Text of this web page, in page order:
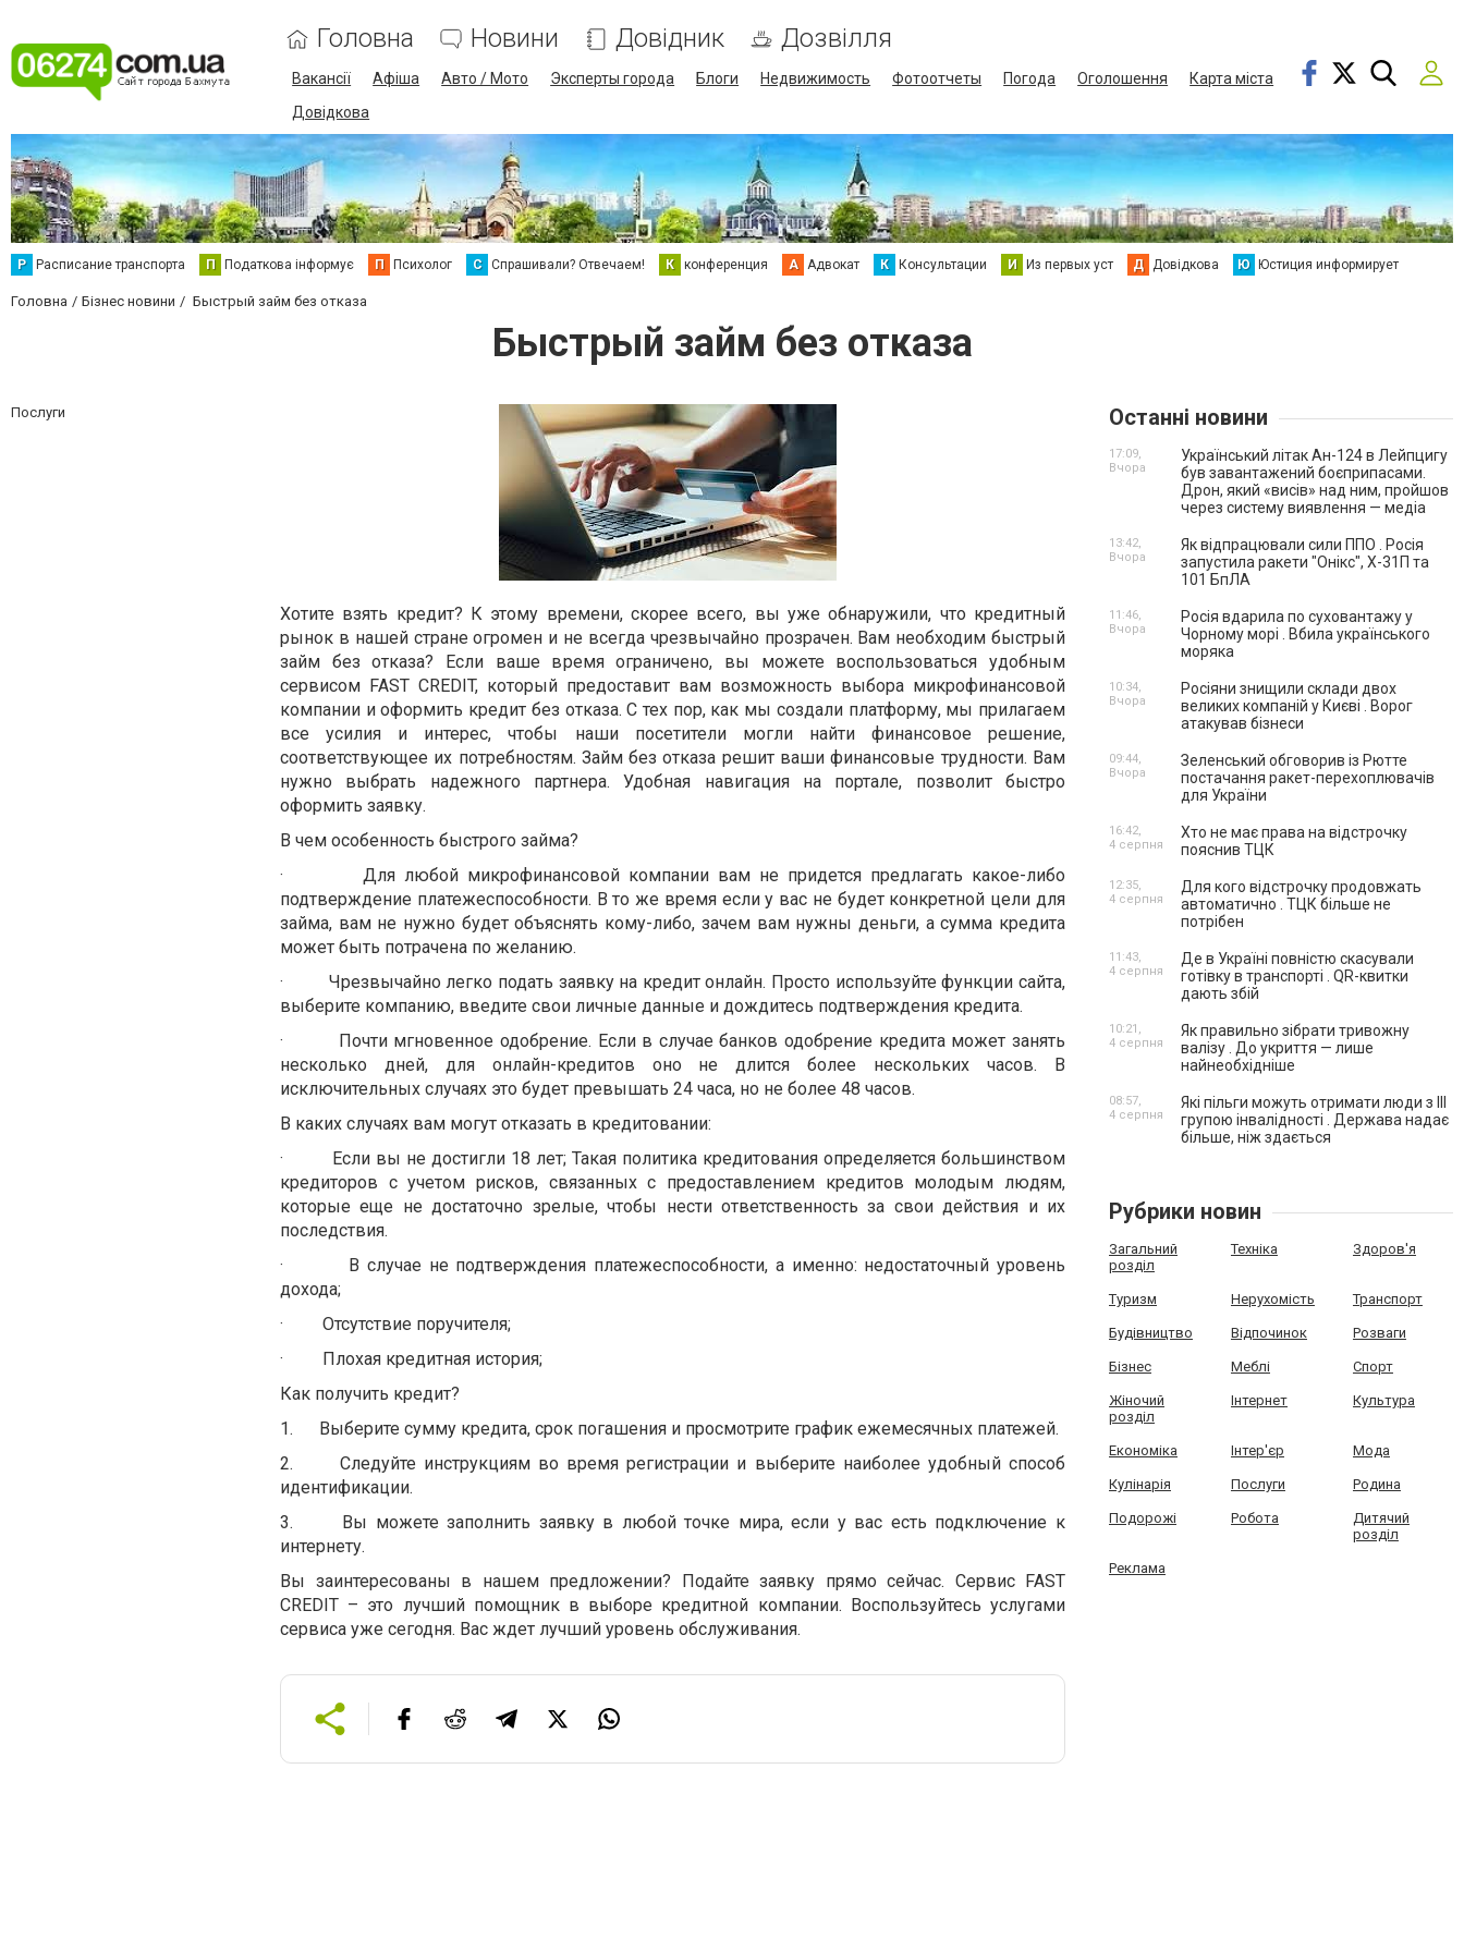
Головна Новини Довідник Дозвілля
Вакансії Афіша Авто / Мото Эксперты города Блоги Недвижимость Фотоотчеты Погода Оголошення
Карта міста
Довідкова
Р Расписание транспорта П Податкова інформує П Психолог С Спрашивали? Отвечаем! К конференция А Адвокат К Консультации И Из первых уст Д Довідкова Ю Юстиция информирует
Головна Бізнес новини Быстрый займ без отказа
Быстрый займ без отказа
Послуги
Хотите взять кредит? К этому времени, скорее всего, вы уже обнаружили, что кредитный
рынок в нашей стране огромен и не всегда чрезвычайно прозрачен. Вам необходим быстрый
займ без отказа? Если ваше время ограничено, вы можете воспользоваться удобным
сервисом FAST CREDIT, который предоставит вам возможность выбора микрофинансовой
компании и оформить кредит без отказа. С тех пор, как мы создали платформу, мы прилагаем
все усилия и интерес, чтобы наши посетители могли найти финансовое решение,
соответствующее их потребностям. Займ без отказа решит ваши финансовые трудности. Вам
нужно выбрать надежного партнера. Удобная навигация на портале, позволит быстро
оформить заявку.
В чем особенность быстрого займа?
· Для любой микрофинансовой компании вам не придется предлагать какое-либо
подтверждение платежеспособности. В то же время если у вас не будет конкретной цели для
займа, вам не нужно будет объяснять кому-либо, зачем вам нужны деньги, а сумма кредита
может быть потрачена по желанию.
· Чрезвычайно легко подать заявку на кредит онлайн. Просто используйте функции сайта,
выберите компанию, введите свои личные данные и дождитесь подтверждения кредита.
· Почти мгновенное одобрение. Если в случае банков одобрение кредита может занять
несколько дней, для онлайн-кредитов оно не длится более нескольких часов. В
исключительных случаях это будет превышать 24 часа, но не более 48 часов.
В каких случаях вам могут отказать в кредитовании:
· Если вы не достигли 18 лет; Такая политика кредитования определяется большинством
кредиторов с учетом рисков, связанных с предоставлением кредитов молодым людям,
которые еще не достаточно зрелые, чтобы нести ответственность за свои действия и их
последствия.
· В случае не подтверждения платежеспособности, а именно: недостаточный уровень
дохода;
· Отсутствие поручителя;
· Плохая кредитная история;
Как получить кредит?
1. Выберите сумму кредита, срок погашения и просмотрите график ежемесячных платежей.
2. Следуйте инструкциям во время регистрации и выберите наиболее удобный способ
идентификации.
3. Вы можете заполнить заявку в любой точке мира, если у вас есть подключение к
интернету.
Вы заинтересованы в нашем предложении? Подайте заявку прямо сейчас. Сервис FAST
CREDIT – это лучший помощник в выборе кредитной компании. Воспользуйтесь услугами
сервиса уже сегодня. Вас ждет лучший уровень обслуживания.
Останні новини
Український літак Ан-124 в Лейпцигу
був завантажений боєприпасами.
Дрон, який «висів» над ним, пройшов
через систему виявлення — медіа
17:09,
Вчора
Як відпрацювали сили ППО . Росія
запустила ракети "Онікс", Х-31П та
101 БпЛА
13:42,
Вчора
Росія вдарила по суховантажу у
Чорному морі . Вбила українського
моряка
11:46,
Вчора
Росіяни знищили склади двох
великих компаній у Києві . Ворог
атакував бізнеси
10:34,
Вчора
Зеленський обговорив із Рютте
постачання ракет-перехоплювачів
для України
09:44,
Вчора
Хто не має права на відстрочку
пояснив ТЦК
16:42,
4 серпня
Для кого відстрочку продовжать
автоматично . ТЦК більше не
потрібен
12:35,
4 серпня
Де в Україні повністю скасували
готівку в транспорті . QR-квитки
дають збій
11:43,
4 серпня
Як правильно зібрати тривожну
валізу . До укриття — лише
найнеобхідніше
10:21,
4 серпня
Які пільги можуть отримати люди з III
групою інвалідності . Держава надає
більше, ніж здається
08:57,
4 серпня
Рубрики новин
Загальний
розділ
Техніка Здоров'я
Туризм Нерухомість Транспорт
Будівництво Відпочинок Розваги
Бізнес Меблі Спорт
Жіночий
розділ
Інтернет Культура
Економіка Інтер'єр Мода
Кулінарія Послуги Родина
Подорожі Робота
Дитячий
розділ
Реклама